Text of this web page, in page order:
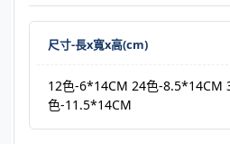
尺寸-長x寬x高(cm)
12色-6*14CM 24色-8.5*14CM
色-11.5*14CM